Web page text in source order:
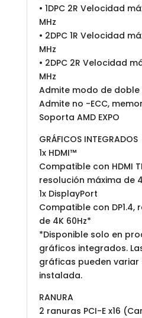
• 1DPC 2R Velocidad
MHz
• 2DPC 1R Velocidad
MHz
• 2DPC 2R Velocidad
MHz
Admite modo de doble
Admite no -ECC,
Soporta AMD EXPO
GRÁFICOS INTEGRADOS
1x HDMI™
Compatible con HDMI
resolución máxima de
1x DisplayPort
Compatible con DP1.4,
de 4K 60Hz*
*Disponible solo en
gráficos integrados.
gráficas pueden variar
instalada.
RANURA
2 ranuras PCI-E x16